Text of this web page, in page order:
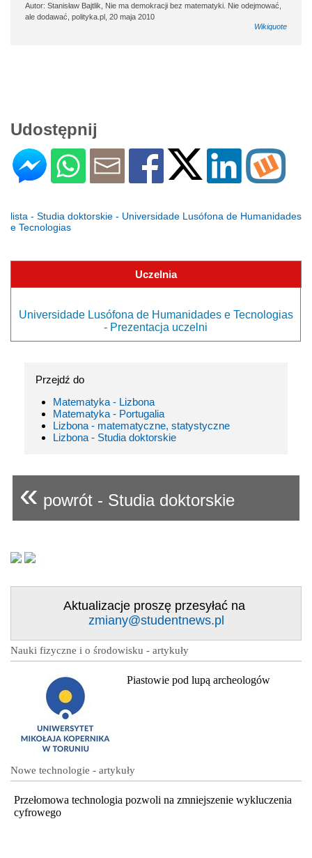
Autor: Stanisław Bajtlik, Nie ma demokracji bez matematyki. Nie odejmować,
ale dodawać, polityka.pl, 20 maja 2010
Wikiquote
Udostępnij
lista - Studia doktorskie - Universidade Lusófona de Humanidades
e Tecnologias
Uczelnia
Universidade Lusófona de Humanidades e Tecnologias
- Prezentacja uczelni
Przejdź do
Matematyka - Lizbona
Matematyka - Portugalia
Lizbona - matematyczne, statystyczne
Lizbona - Studia doktorskie
« powrót - Studia doktorskie
Aktualizacje proszę przesyłać na
zmiany@studentnews.pl
Nauki fizyczne i o środowisku - artykuły
Piastowie pod lupą archeologów
Nowe technologie - artykuły
Przełomowa technologia pozwoli na zmniejszenie wykluczenia
cyfrowego